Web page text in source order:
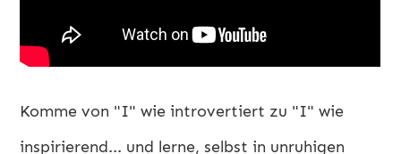
Komme von "I" wie introvertiert zu "I" wie
inspirierend... und lerne, selbst in unruhigen